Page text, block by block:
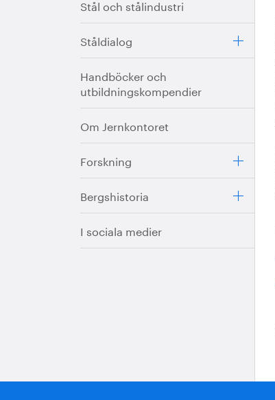
Stål och stålindustri
Ståldialog
Handböcker och
utbildningskompendier
Om Jernkontoret
Forskning
Bergshistoria
I sociala medier